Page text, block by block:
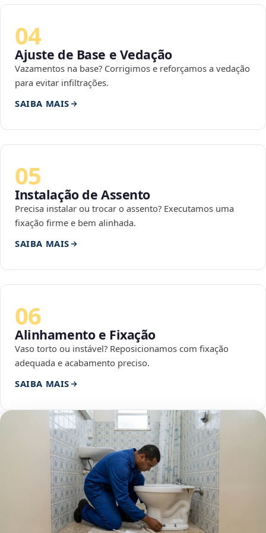
04
Ajuste de Base e Vedação
Vazamentos na base? Corrigimos e reforçamos a vedação
para evitar infiltrações.
SAIBA MAIS
05
Instalação de Assento
Precisa instalar ou trocar o assento? Executamos uma
fixação firme e bem alinhada.
SAIBA MAIS
06
Alinhamento e Fixação
Vaso torto ou instável? Reposicionamos com fixação
adequada e acabamento preciso.
SAIBA MAIS